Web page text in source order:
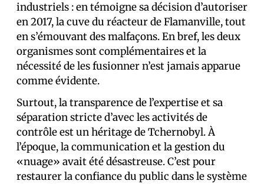
industriels : en témoigne sa décision d’autoriser
en 2017, la cuve du réacteur de Flamanville, tout
en s’émouvant des malfaçons. En bref, les deux
organismes sont complémentaires et la
nécessité de les fusionner n’est jamais apparue
comme évidente.
Surtout, la transparence de l’expertise et sa
séparation stricte d’avec les activités de
contrôle est un héritage de Tchernobyl. À
l’époque, la communication et la gestion du
«nuage» avait été désastreuse. C’est pour
restaurer la confiance du public dans le système